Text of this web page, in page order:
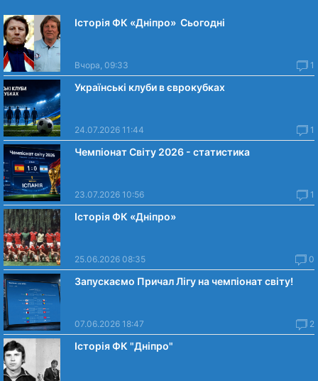
Історія ФК «Дніпро» Сьогодні
Вчора, 09:33 1
Українські клуби в єврокубках
24.07.2026 11:44 1
Чемпіонат Світу 2026 - статистика
23.07.2026 10:56 1
Історія ФК «Дніпро»
25.06.2026 08:35 0
Запускаємо Причал Лігу на чемпіонат світу!
07.06.2026 18:47 2
Історія ФК "Дніпро"